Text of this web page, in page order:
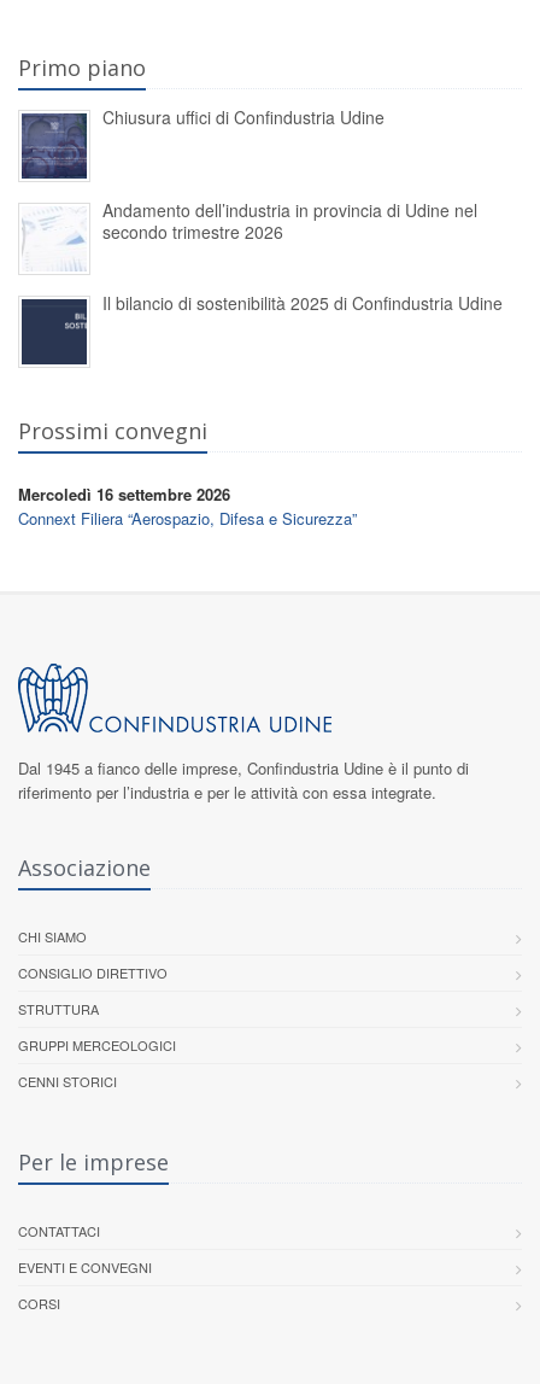
Primo piano
Chiusura uffici di Confindustria Udine
Andamento dell’industria in provincia di Udine nel
secondo trimestre 2026
Il bilancio di sostenibilità 2025 di Confindustria Udine
Prossimi convegni
Mercoledì 16 settembre 2026
Connext Filiera “Aerospazio, Difesa e Sicurezza”
Dal 1945 a fianco delle imprese, Confindustria Udine è il punto di
riferimento per l’industria e per le attività con essa integrate.
Associazione
CHI SIAMO
CONSIGLIO DIRETTIVO
STRUTTURA
GRUPPI MERCEOLOGICI
CENNI STORICI
Per le imprese
CONTATTACI
EVENTI E CONVEGNI
CORSI